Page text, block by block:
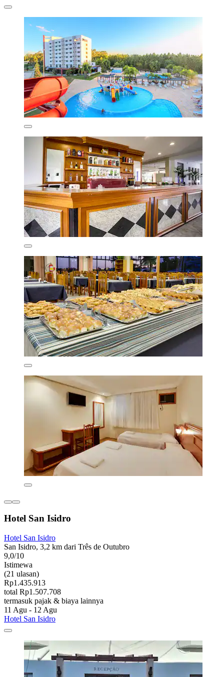
Hotel San Isidro
Hotel San Isidro
San Isidro, 3,2 km dari Três de Outubro
9,0/10
Istimewa
(21 ulasan)
Rp1.435.913
total Rp1.507.708
termasuk pajak & biaya lainnya
11 Agu - 12 Agu
Hotel San Isidro